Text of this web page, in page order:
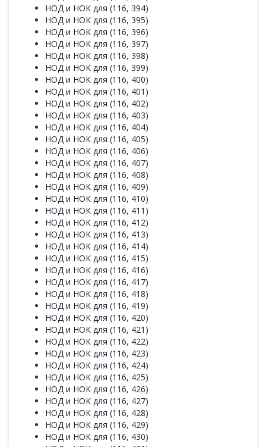
НОД и НОК для (116, 394)
НОД и НОК для (116, 395)
НОД и НОК для (116, 396)
НОД и НОК для (116, 397)
НОД и НОК для (116, 398)
НОД и НОК для (116, 399)
НОД и НОК для (116, 400)
НОД и НОК для (116, 401)
НОД и НОК для (116, 402)
НОД и НОК для (116, 403)
НОД и НОК для (116, 404)
НОД и НОК для (116, 405)
НОД и НОК для (116, 406)
НОД и НОК для (116, 407)
НОД и НОК для (116, 408)
НОД и НОК для (116, 409)
НОД и НОК для (116, 410)
НОД и НОК для (116, 411)
НОД и НОК для (116, 412)
НОД и НОК для (116, 413)
НОД и НОК для (116, 414)
НОД и НОК для (116, 415)
НОД и НОК для (116, 416)
НОД и НОК для (116, 417)
НОД и НОК для (116, 418)
НОД и НОК для (116, 419)
НОД и НОК для (116, 420)
НОД и НОК для (116, 421)
НОД и НОК для (116, 422)
НОД и НОК для (116, 423)
НОД и НОК для (116, 424)
НОД и НОК для (116, 425)
НОД и НОК для (116, 426)
НОД и НОК для (116, 427)
НОД и НОК для (116, 428)
НОД и НОК для (116, 429)
НОД и НОК для (116, 430)